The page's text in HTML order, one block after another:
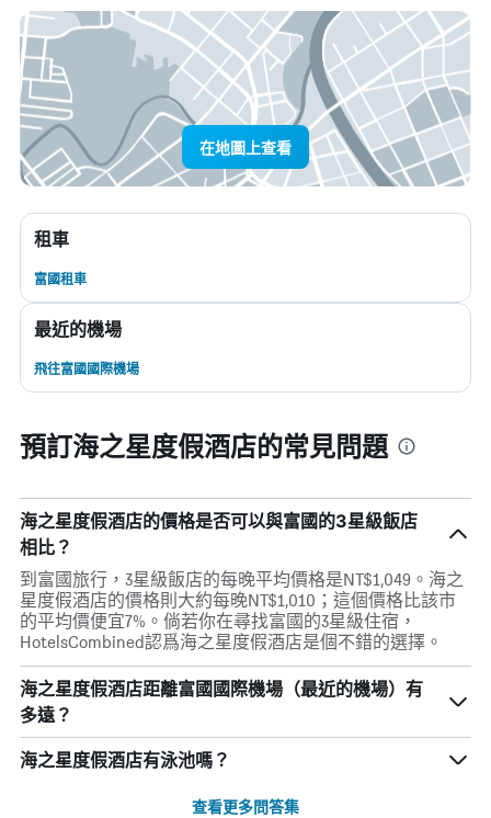
在地圖上查看
租車
富國租車
最近的機場
飛往富國國際機場
預訂海之星度假酒店的常見問題
海之星度假酒店的價格是否可以與富國的3星級飯店
相比？
到富國旅行，3星級飯店的每晚平均價格是NT$1,049。海之
星度假酒店的價格則大約每晚NT$1,010；這個價格比該市
的平均價便宜7%。倘若你在尋找富國的3星級住宿，
HotelsCombined認爲海之星度假酒店是個不錯的選擇。
海之星度假酒店距離富國國際機場（最近的機場）有
多遠？
海之星度假酒店有泳池嗎？
查看更多問答集